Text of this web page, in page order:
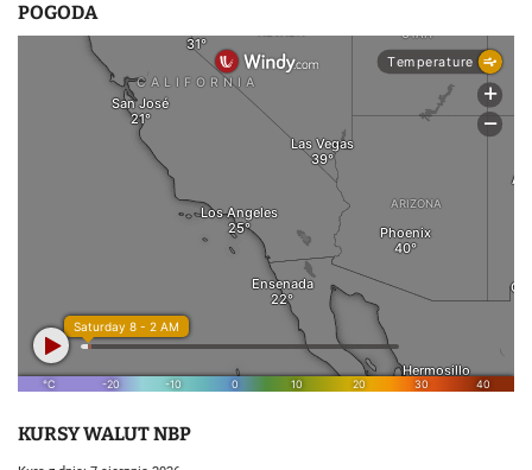
POGODA
KURSY WALUT NBP